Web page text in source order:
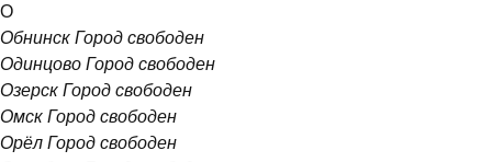
О
Обнинск Город свободен
Одинцово Город свободен
Озерск Город свободен
Омск Город свободен
Орёл Город свободен